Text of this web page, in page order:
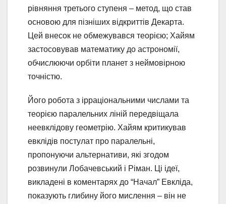
рівняння третього ступеня – метод, що став
основою для пізніших відкриттів Декарта.
Цей внесок не обмежувався теорією; Хайям
застосовував математику до астрономії,
обчислюючи орбіти планет з неймовірною
точністю.
Його робота з ірраціональними числами та
теорією паралельних ліній передвіщала
неевклідову геометрію. Хайям критикував
евклідів постулат про паралельні,
пропонуючи альтернативи, які згодом
розвинули Лобачевський і Ріман. Ці ідеї,
викладені в коментарях до “Начал” Евкліда,
показують глибину його мислення – він не